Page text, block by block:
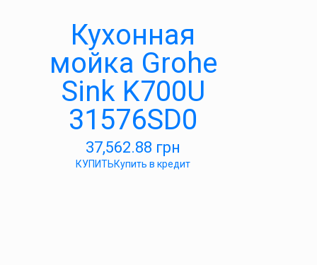
Кухонная
мойка Grohe
Sink K700U
31576SD0
37,562.88 грн
КУПИТЬКупить в кредит